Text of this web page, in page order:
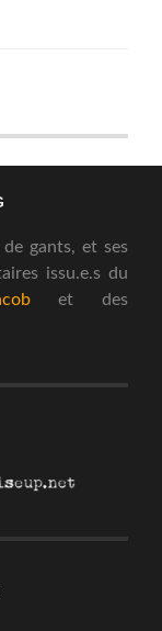
gants, et ses
issu.e.s du
et des